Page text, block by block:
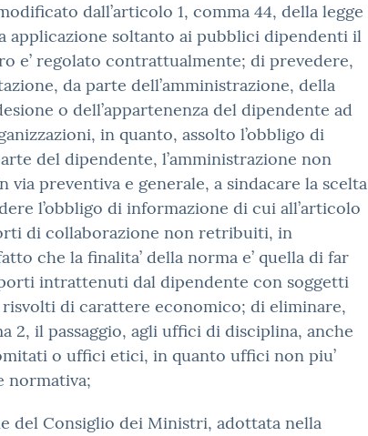
dall’articolo 1, comma 44, della legge
applicazione soltanto ai pubblici dipendenti il
e’ regolato contrattualmente; di prevedere,
da parte dell’amministrazione, della
o dell’appartenenza del dipendente ad
in quanto, assolto l’obbligo di
del dipendente, l’amministrazione non
via preventiva e generale, a sindacare la scelta
l’obbligo di informazione di cui all’articolo
di collaborazione non retribuiti, in
che la finalita’ della norma e’ quella di far
intrattenuti dal dipendente con soggetti
di carattere economico; di eliminare,
2, il passaggio, agli uffici di disciplina, anche
o uffici etici, in quanto uffici non piu’
normativa;
del Consiglio dei Ministri, adottata nella